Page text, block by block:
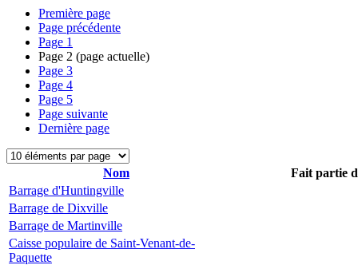
Première page
Page précédente
Page 1
Page 2 (page actuelle)
Page 3
Page 4
Page 5
Page suivante
Dernière page
Nom
Fait partie
Barrage d'Huntingville
Barrage de Dixville
Barrage de Martinville
Caisse populaire de Saint-Venant-de-
Paquette